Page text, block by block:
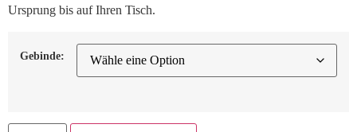
Ursprung bis auf Ihren Tisch.
Gebinde: